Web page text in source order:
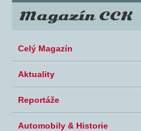
Magazín CCK
Celý Magazín
Aktuality
Reportáže
Automobily & Historie